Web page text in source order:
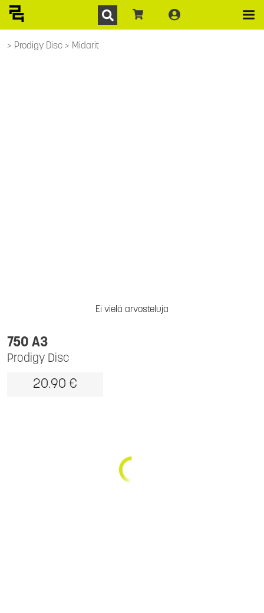
Prodigy Disc Midarit
Ei vielä arvosteluja
Prodigy Disc
750 A3
20.90 €